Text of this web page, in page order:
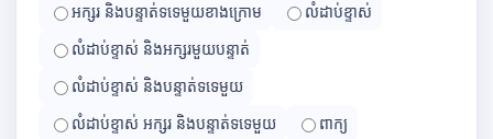
អក្សរ និងបន្ទាត់ទទេមួយខាងក្រោម
លំដាប់ខ្ទាស់
លំដាប់ខ្ទាស់ និងអក្សរមួយបន្ទាត់
លំដាប់ខ្ទាស់ និងបន្ទាត់ទទេមួយ
លំដាប់ខ្ទាស់ អក្សរ និងបន្ទាត់ទទេមួយ
ពាក្យ